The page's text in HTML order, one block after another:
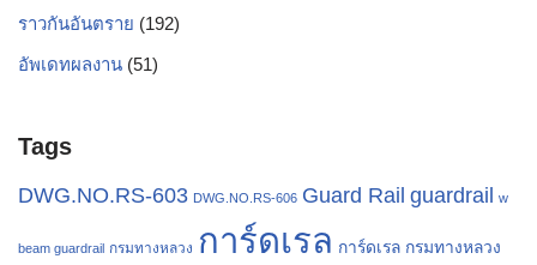
ราวกันอันตราย (192)
อัพเดทผลงาน (51)
Tags
DWG.NO.RS-603 DWG.NO.RS-606 Guard Rail guardrail w
beam guardrail กรมทางหลวง การ์ดเรล การ์ดเรล กรมทางหลวง